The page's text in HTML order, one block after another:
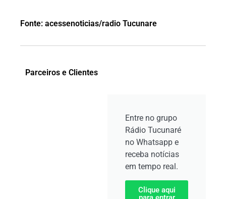
Fonte: acessenoticias/radio Tucunare
Parceiros e Clientes
Entre no grupo
Rádio Tucunaré
no Whatsapp e
receba notícias
em tempo real.
Clique aqui